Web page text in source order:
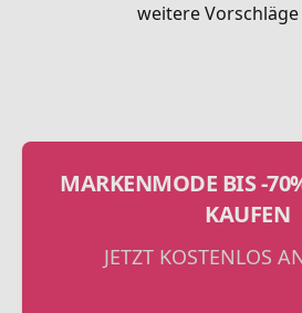
weitere Vorschläge
MARKENMODE BIS -
KAUFEN
JETZT KOSTENLOS